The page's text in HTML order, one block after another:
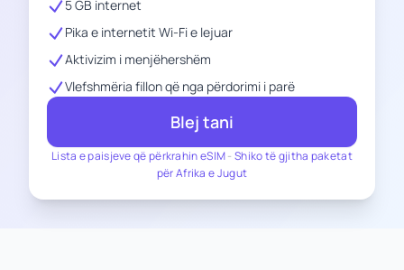
Lista e paisjeve që përkrahin eSIM-Shiko të gjitha paketat
për Afrika e Jugut
5 GB internet
Pika e internetit Wi-Fi e lejuar
Aktivizim i menjëhershëm
Vlefshmëria fillon që nga përdorimi i parë
Blej tani